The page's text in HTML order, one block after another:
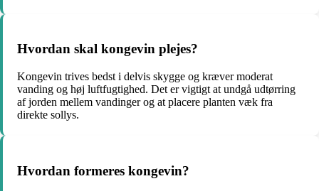
Hvordan skal kongevin plejes?
Kongevin trives bedst i delvis skygge og kræver moderat
vanding og høj luftfugtighed. Det er vigtigt at undgå udtørring
af jorden mellem vandinger og at placere planten væk fra
direkte sollys.
Hvordan formeres kongevin?